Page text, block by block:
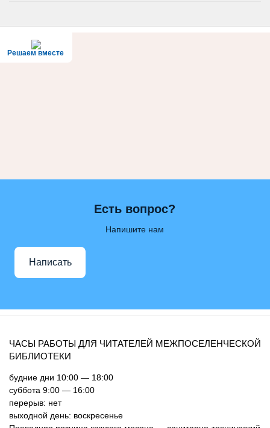
Решаем вместе
Есть вопрос?
Напишите нам
Написать
ЧАСЫ РАБОТЫ ДЛЯ ЧИТАТЕЛЕЙ МЕЖПОСЕЛЕНЧЕСКОЙ
БИБЛИОТЕКИ
будние дни 10:00 — 18:00
суббота 9:00 — 16:00
перерыв: нет
выходной день: воскресенье